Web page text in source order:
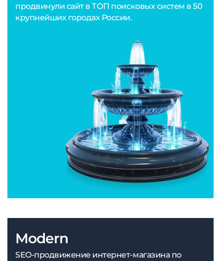
продвинули сайт в ТОП поисковых систем в 50
крупнейших городах России.
Modern
SEO-продвижение интернет-магазина по